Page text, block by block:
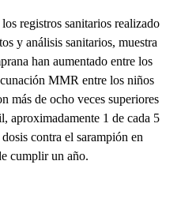
registros sanitarios realizado
y análisis sanitarios, muestra
han aumentado entre los
MMR entre los niños
más de ocho veces superiores
aproximadamente 1 de cada 5
contra el sarampión en
cumplir un año.